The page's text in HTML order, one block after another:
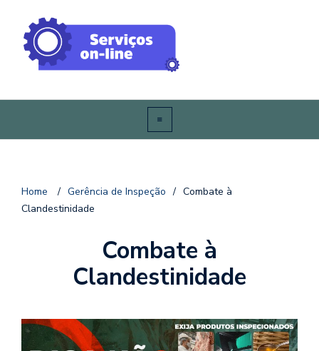
Home / Gerência de Inspeção / Combate à
Clandestinidade
Combate à
Clandestinidade